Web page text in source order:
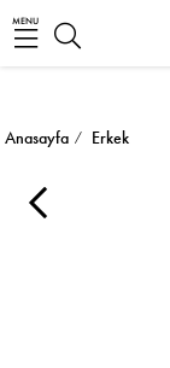
MENU
Anasayfa Erkek